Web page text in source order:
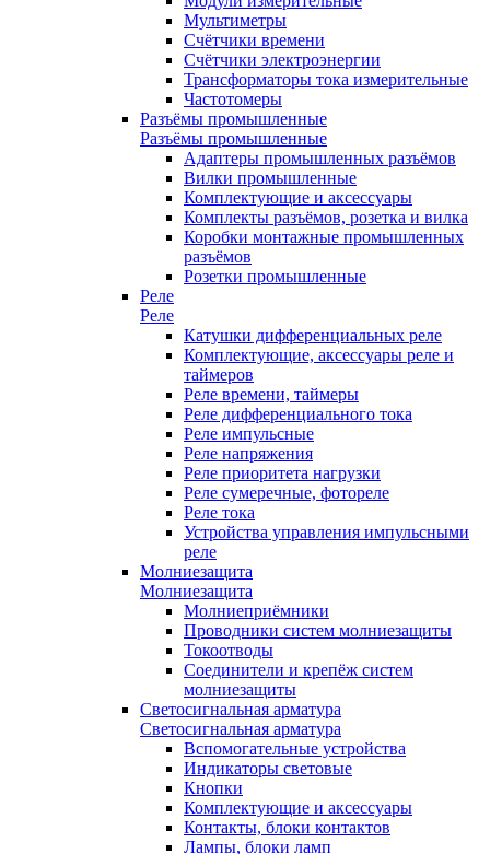
Мультиметры
Счётчики времени
Счётчики электроэнергии
Трансформаторы тока измерительные
Частотомеры
Разъёмы промышленные
Разъёмы промышленные
Адаптеры промышленных разъёмов
Вилки промышленные
Комплектующие и аксессуары
Комплекты разъёмов, розетка и вилка
Коробки монтажные промышленных
разъёмов
Розетки промышленные
Реле
Реле
Катушки дифференциальных реле
Комплектующие, аксессуары реле и
таймеров
Реле времени, таймеры
Реле дифференциального тока
Реле импульсные
Реле напряжения
Реле приоритета нагрузки
Реле сумеречные, фотореле
Реле тока
Устройства управления импульсными
реле
Молниезащита
Молниезащита
Молниеприёмники
Проводники систем молниезащиты
Токоотводы
Соединители и крепёж систем
молниезащиты
Светосигнальная арматура
Светосигнальная арматура
Вспомогательные устройства
Индикаторы световые
Кнопки
Комплектующие и аксессуары
Контакты, блоки контактов
Лампы, блоки ламп